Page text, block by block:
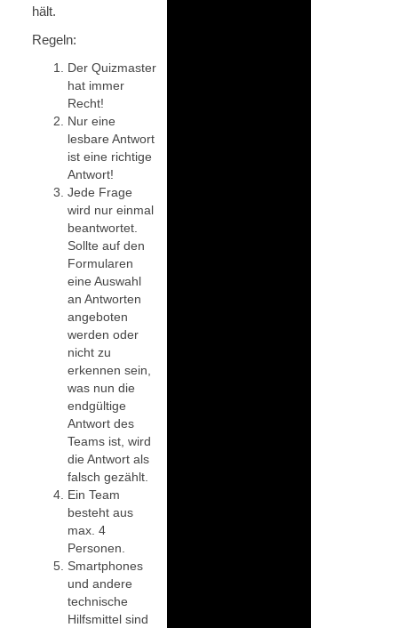
hält.
Regeln:
Der Quizmaster
hat immer
Recht!
Nur eine
lesbare Antwort
ist eine richtige
Antwort!
Jede Frage
wird nur einmal
beantwortet.
Sollte auf den
Formularen
eine Auswahl
an Antworten
angeboten
werden oder
nicht zu
erkennen sein,
was nun die
endgültige
Antwort des
Teams ist, wird
die Antwort als
falsch gezählt.
Ein Team
besteht aus
max. 4
Personen.
Smartphones
und andere
technische
Hilfsmittel sind